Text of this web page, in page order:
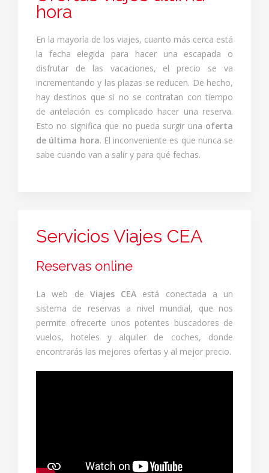
hora
En la mayoría de los viajes, cuanto más cerca está
la fecha elegida para hacer una escapada o
disfrutar de las vacaciones, el precio se va
incrementando y las plazas se reducen. De hecho,
hay destinos que si no se contratan con tiempo
de antelación es complicado hacer una reserva.
Esto no significa que no pueda surgir una oferta
de última hora. El inconveniente es que nunca se
sabe cuando van a salir y para qué fechas.
Servicios Viajes CEA
Reservas online
La web de Viajes CEA está conectada a un
sistema de reservas a nivel mundial, que nos
permite ofrecerte unos potentes buscadores de
vuelos, hoteles y alquiler de coches, donde
encontrarás las mejores ofertas y al mejor precio.